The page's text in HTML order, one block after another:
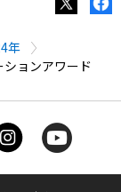
年
ョンアワード